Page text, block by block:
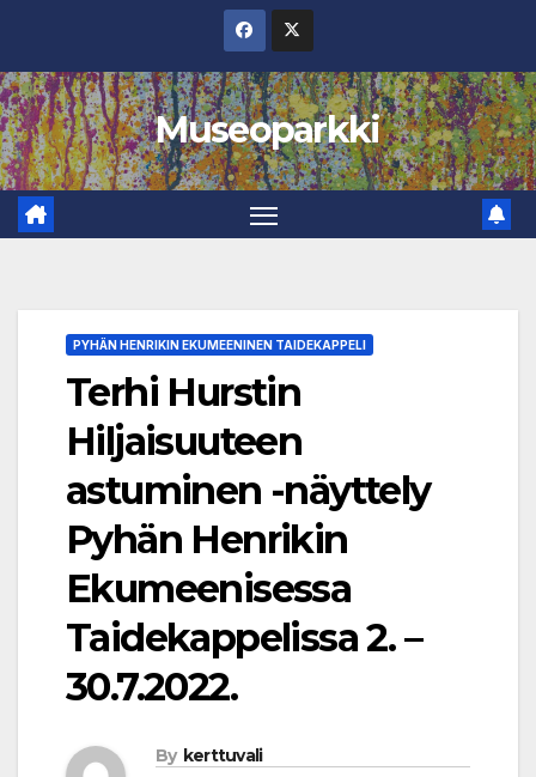
content
Museoparkki
PYHÄN HENRIKIN EKUMEENINEN TAIDEKAPPELI
Terhi Hurstin
Hiljaisuuteen
astuminen -näyttely
Pyhän Henrikin
Ekumeenisessa
Taidekappelissa 2. –
30.7.2022.
By kerttuvali